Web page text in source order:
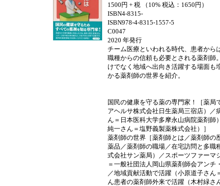
1500円 + 税 （10% 税込：1650円）
ISBN4-8315-
ISBN978-4-8315-1557-5
C0047
2020 年発行
チーム医療といわれる時代、患者から
職種からの信頼も必要とされる薬剤師
けでなく地域へ出向き活躍する場面も
かる薬剤師の世界を紹介。
国民の健康を守る薬の専門家！［薬局
アヘルサ株式会社日生薬局三宿店）／
ん＝日本医科大学多摩永山病院薬剤師
純一さん＝塩野義製薬株式会社）］
薬剤師の世界［薬剤師とは／薬剤師の
薬品／薬剤師の職場／在宅訪問と多職
式会社サン薬局）／スポーツファーマ
＝一般社団法人岡山県薬剤師会アン
／地域貢献活動で活躍（小原道子さん
ん患者の薬剤師外来で活躍（木村緑さ